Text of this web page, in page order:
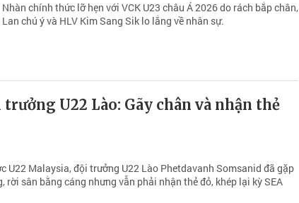
chính thức lỡ hẹn với VCK U23 châu Á 2026 do rách bắp chân,
chú ý và HLV Kim Sang Sik lo lắng về nhân sự.
U22 Lào: Gãy chân và nhận thẻ
U22 Malaysia, đội trưởng U22 Lào Phetdavanh Somsanid đã gặp
rời sân bằng cáng nhưng vẫn phải nhận thẻ đỏ, khép lại kỳ SEA